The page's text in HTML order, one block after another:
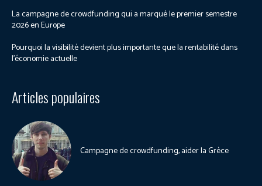
La campagne de crowdfunding qui a marqué le premier semestre
2026 en Europe
Pourquoi la visibilité devient plus importante que la rentabilité dans
l’économie actuelle
Articles populaires
Campagne de crowdfunding, aider la Grèce